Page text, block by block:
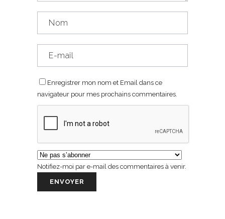
Enregistrer mon nom et Email dans ce
navigateur pour mes prochains commentaires.
Notifiez-moi par e-mail des commentaires à venir.